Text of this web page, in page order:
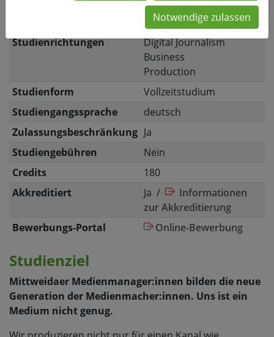
Medien
Management
Studienrichtungen
Digital Journalism
Business
Production
Studienform
Vollzeitstudium
Studiengangssprache
deutsch
Zulassungsbeschränkung Ja
Studiengebühren
Nein
Credits
180
Akkreditiert
Ja /
Informationen
zur Akkreditierung
Bewerbungs-Portal
Online-Bewerbung
Studienziel
Mittweidaer Medienmanager:innen bilden die neue
Generation der Medienmacher:innen. Uns ist ein
Medium nicht genug.